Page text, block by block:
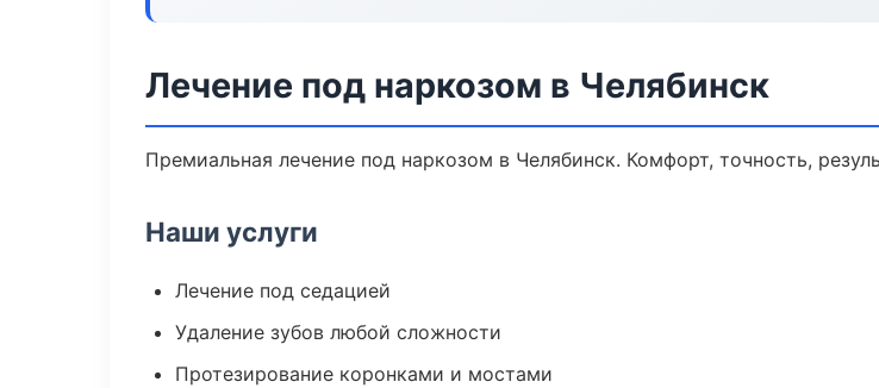
Лечение под наркозом в Челябинск
Премиальная лечение под наркозом в Челябинск. Комфорт, точность,
Наши услуги
Лечение под седацией
Удаление зубов любой сложности
Протезирование коронками и мостами